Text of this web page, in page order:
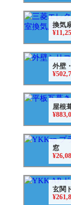
換気
外壁
屋根
窓
玄関